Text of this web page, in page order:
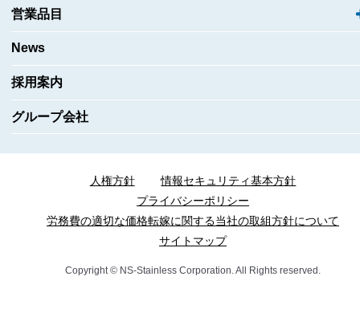
営業品目
News
採用案内
グループ会社
人権方針
情報セキュリティ基本方針
プライバシーポリシー
労務費の適切な価格転嫁に関する当社の取組方針について
サイトマップ
Copyright © NS-Stainless Corporation. All Rights reserved.